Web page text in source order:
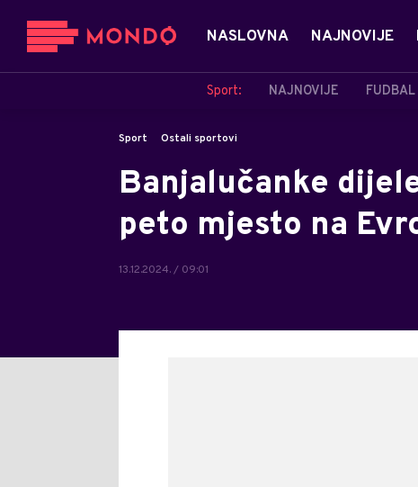
NASLOVNA NAJNOVIJE
Sport: NAJNOVIJE FUDBAL
Sport Ostali sportovi
Banjalučanke
peto mjesto na
13.12.2024. / 09:01